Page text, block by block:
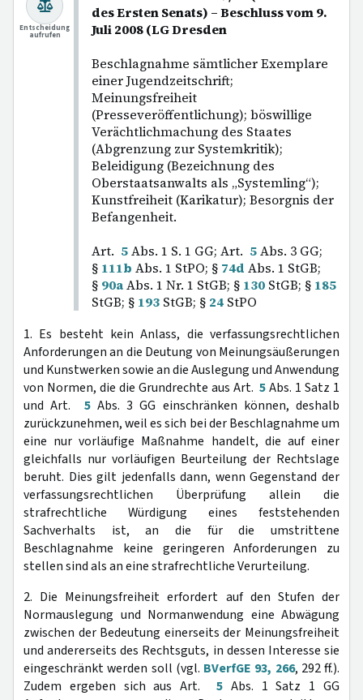
des Ersten Senats) – Beschluss vom 9.
Juli 2008 (LG Dresden
Beschlagnahme sämtlicher Exemplare
einer Jugendzeitschrift;
Meinungsfreiheit
(Presseveröffentlichung); böswillige
Verächtlichmachung des Staates
(Abgrenzung zur Systemkritik);
Beleidigung (Bezeichnung des
Oberstaatsanwalts als „Systemling“);
Kunstfreiheit (Karikatur); Besorgnis der
Befangenheit.
Art. 5Abs. 1 S. 1 GG; Art. 5Abs. 3 GG;
§ 111b Abs. 1 StPO; § 74d Abs. 1 StGB;
§ 90aAbs. 1 Nr. 1 StGB; § 130 StGB; § 185
StGB; § 193 StGB; § 24 StPO
Entscheidung
aufrufen
1. Es besteht kein Anlass, die verfassungsrechtlichen
Anforderungen an die Deutung von Meinungsäußerungen
und Kunstwerken sowie an die Auslegung und Anwendung
von Normen, die die Grundrechte aus Art.5Abs. 1 Satz 1
und Art. 5Abs. 3 GG einschränken können, deshalb
zurückzunehmen, weil es sich bei der Beschlagnahme um
eine nur vorläufige Maßnahme handelt, die auf einer
gleichfalls nur vorläufigen Beurteilung der Rechtslage
beruht. Dies gilt jedenfalls dann, wenn Gegenstand der
verfassungsrechtlichen Überprüfung allein die
strafrechtliche Würdigung eines feststehenden
Sachverhalts ist, an die für die umstrittene
Beschlagnahme keine geringeren Anforderungen zu
stellen sind als an eine strafrechtliche Verurteilung.
2. Die Meinungsfreiheit erfordert auf den Stufen der
Normauslegung und Normanwendung eine Abwägung
zwischen der Bedeutung einerseits der Meinungsfreiheit
und andererseits des Rechtsguts, in dessen Interesse sie
eingeschränkt werden soll (vgl. BVerfGE 93, 266, 292 ff.).
Zudem ergeben sich aus Art. 5Abs. 1 Satz 1 GG